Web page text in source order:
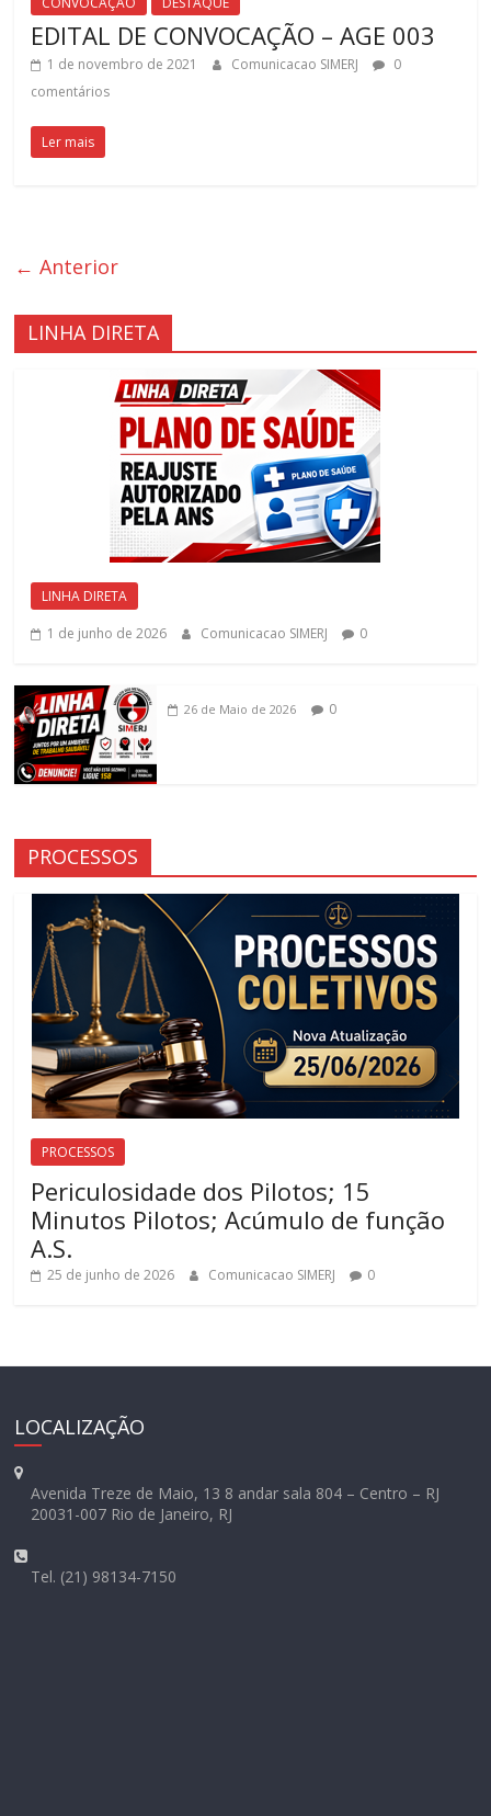
EDITAL DE CONVOCAÇÃO – AGE 003
1 de novembro de 2021 Comunicacao SIMERJ
0
comentários
Ler mais
← Anterior
LINHA DIRETA
LINHA DIRETA
1 de junho de 2026
Comunicacao SIMERJ 0
26 de Maio de 2026 0
PROCESSOS
PROCESSOS
Periculosidade dos Pilotos; 15
Minutos Pilotos; Acúmulo de função
A.S.
25 de junho de 2026 Comunicacao SIMERJ 0
LOCALIZAÇÃO
Avenida Treze de Maio, 13 8 andar sala 804 – Centro – RJ
20031-007 Rio de Janeiro, RJ
Tel. (21) 98134-7150